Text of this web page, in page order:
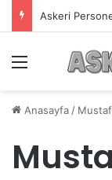
Askeri
Anasayfa /